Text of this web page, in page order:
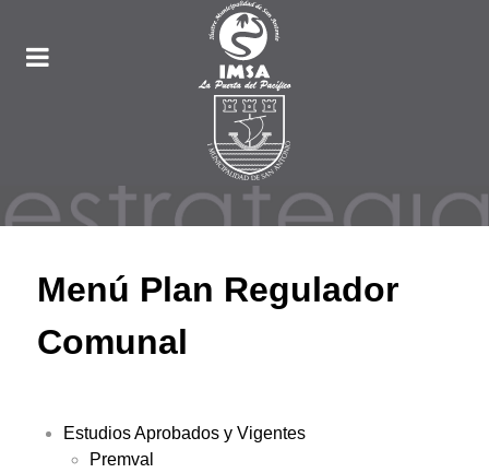
Menú Plan Regulador
Comunal
Estudios Aprobados y Vigentes
Premval